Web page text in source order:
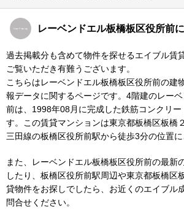
レーベンドエル板橋板区役所前
過去掲載分も含めて物件を探せるエイブル賃
ご覧いただき有難うございます。
こちらはレーベンドエル板橋板区役所前の建
報データに関するページです。4階建のレー
前は、1998年08月に完成した鉄筋コンクリ
す。この賃貸マンションは東京都板橋区板橋
三田線の板橋区役所前駅から徒歩3分の位置に
また、レーベンドエル板橋板区役所前の最新
したり、板橋区役所前駅周辺や東京都板橋区
貸物件をお探しでしたら、お近くのエイブル
問合せください。